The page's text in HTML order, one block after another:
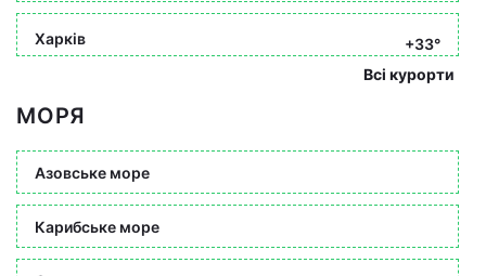
Харків
+33°
Всі курорти
МОРЯ
Азовське море
Карибське море